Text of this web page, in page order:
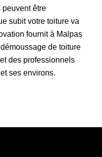
peuvent être
subit votre toiture va
fournit à Malpas
de toiture
des professionnels
ses environs.